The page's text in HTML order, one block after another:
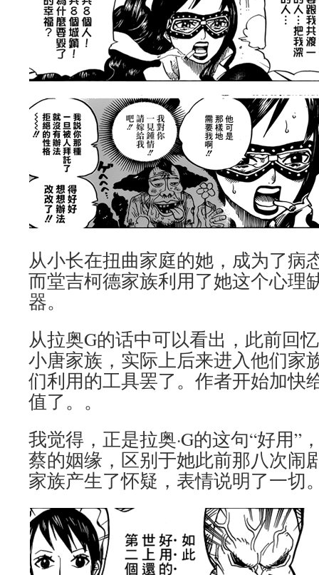
从小长在扭曲家庭的她，成为了病
而堂吉柯德家族利用了她这个心理
器。
从拉奥G的话中可以看出，此前回
小唐家族，实际上后来进入他们家
们利用的工具罢了。作者开始加快
值了。。
我觉得，正是拉奥·G的这句“好用”
蔡的姻缘，区别于她此前那八次闹
家族产生了怀疑，表情说明了一切